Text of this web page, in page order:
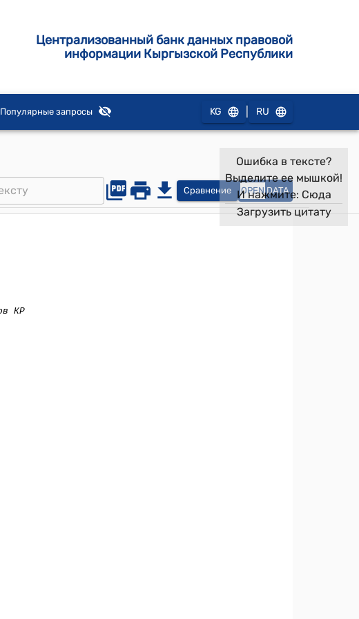
Централизованный банк данных правовой
информации Кыргызской Республики
Популярные запросы KG RU
Сравнение OPEN DATA
Ошибка в тексте?
Выделите ее мышкой!
И нажмите: Сюда
Загрузить цитату